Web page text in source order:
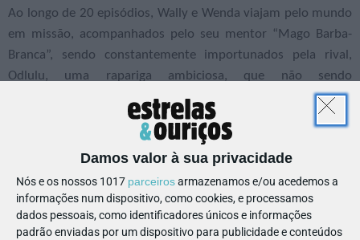
Damos valor à sua privacidade
Nós e os nossos 1017 parceirosarmazenamos e/ou acedemos a
informações num dispositivo, como cookies, e processamos
dados pessoais, como identificadores únicos e informações
padrão enviadas por um dispositivo para publicidade e conteúdos
Ao longo de 20 episódios, Wally e Wenda viajam pelo mundo
em missão, acompanhados pelo seu mentor “Mago Barba-
Branca”, sendo constantemente importunados pela rival,
Odlulu, uma rapariga ambiciosa, que não sendo
genuinamente má, não tem noção do impacto que as suas
ações têm nos outros.
Odlulu usa a sua inteligência e determinação para quebrar as
regras nos países que visita, envolvendo os personagens nos
mais variados tipos de peripécias e problemas.